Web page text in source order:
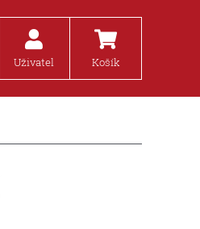
Uživatel Košík